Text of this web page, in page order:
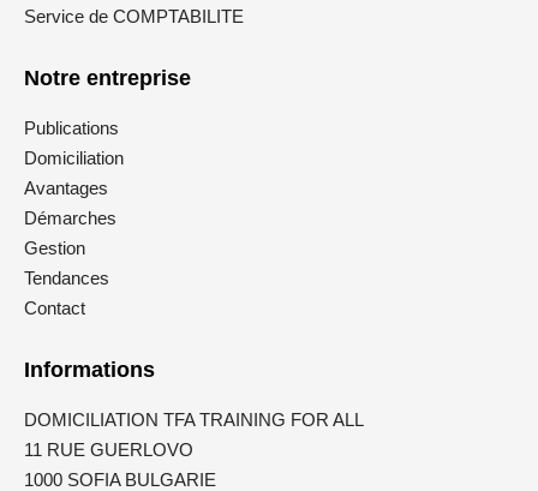
Service de COMPTABILITE
Notre entreprise
Publications
Domiciliation
Avantages
Démarches
Gestion
Tendances
Contact
Informations
DOMICILIATION TFA TRAINING FOR ALL
11 RUE GUERLOVO
1000 SOFIA BULGARIE